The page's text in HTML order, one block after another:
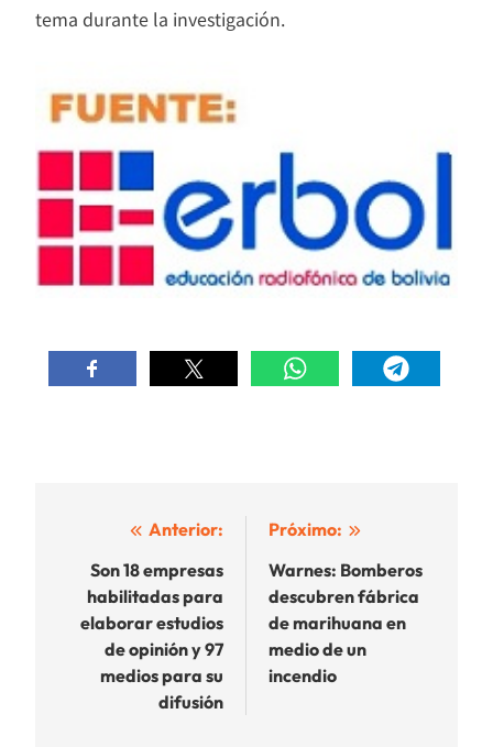
tema durante la investigación.
Navegación
entradas
Anterior:
Son 18 empresas
habilitadas para
elaborar estudios
de opinión y 97
medios para su
difusión
Próximo:
Warnes: Bomberos
descubren fábrica
de marihuana en
medio de un
incendio